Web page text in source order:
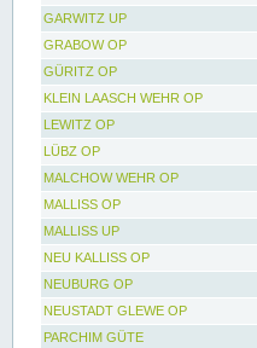
GARWITZ UP
GRABOW OP
GÜRITZ OP
KLEIN LAASCH WEHR OP
LEWITZ OP
LÜBZ OP
MALCHOW WEHR OP
MALLISS OP
MALLISS UP
NEU KALLISS OP
NEUBURG OP
NEUSTADT GLEWE OP
PARCHIM GÜTE